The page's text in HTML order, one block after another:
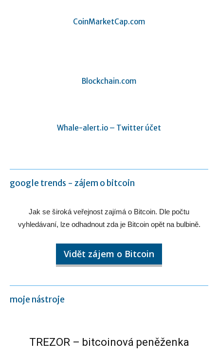
CoinMarketCap.com
Blockchain.com
Whale-alert.io – Twitter účet
google trends - zájem o bitcoin
Jak se široká veřejnost zajímá o Bitcoin. Dle počtu
vyhledávaní, lze odhadnout zda je Bitcoin opět na bulbině.
Vidět zájem o Bitcoin
moje nástroje
TREZOR – bitcoinová peněženka